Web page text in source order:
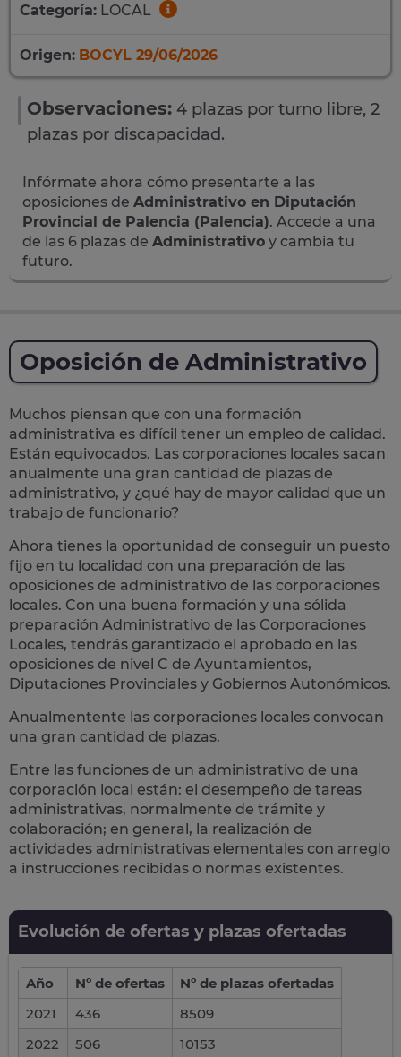
Categoría: LOCAL
Origen: BOCYL 29/06/2026
Observaciones: 4 plazas por turno libre, 2
plazas por discapacidad.
Infórmate ahora cómo presentarte a las
oposiciones de Administrativo en Diputación
Provincial de Palencia (Palencia). Accede a una
de las 6 plazas de Administrativo y cambia tu
futuro.
Oposición de Administrativo
Muchos piensan que con una formación
administrativa es difícil tener un empleo de calidad.
Están equivocados. Las corporaciones locales sacan
anualmente una gran cantidad de plazas de
administrativo, y ¿qué hay de mayor calidad que un
trabajo de funcionario?
Ahora tienes la oportunidad de conseguir un puesto
fijo en tu localidad con una preparación de las
oposiciones de administrativo de las corporaciones
locales. Con una buena formación y una sólida
preparación Administrativo de las Corporaciones
Locales, tendrás garantizado el aprobado en las
oposiciones de nivel C de Ayuntamientos,
Diputaciones Provinciales y Gobiernos Autonómicos.
Anualmentente las corporaciones locales convocan
una gran cantidad de plazas.
Entre las funciones de un administrativo de una
corporación local están: el desempeño de tareas
administrativas, normalmente de trámite y
colaboración; en general, la realización de
actividades administrativas elementales con arreglo
a instrucciones recibidas o normas existentes.
Evolución de ofertas y plazas ofertadas
Año Nº de ofertas
Nº de plazas ofertadas
2021
436
8509
2022
506 10153